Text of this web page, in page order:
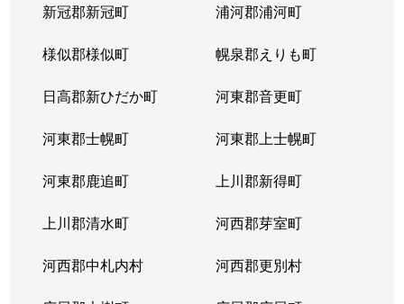
新冠郡新冠町 浦河郡浦河町
様似郡様似町 幌泉郡えりも町
日高郡新ひだか町 河東郡音更町
河東郡士幌町 河東郡上士幌町
河東郡鹿追町 上川郡新得町
上川郡清水町 河西郡芽室町
河西郡中札内村 河西郡更別村